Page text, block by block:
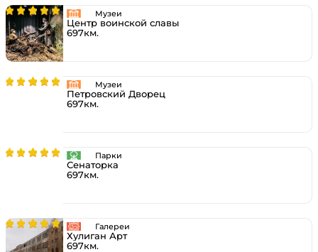
Музеи
Центр воинской славы
697км.
Музеи
Петровский Дворец
697км.
Парки
Сенаторка
697км.
Галереи
Хулиган Арт
697км.